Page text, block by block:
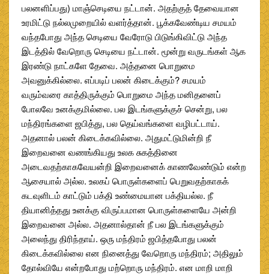
பலனளிப்பது) மாஞ்செடியை நட்டான். அதற்குத் தேவையான
உரமிட்டு நல்லமுறையில் வளர்த்தான். பூக்கவேண்டிய சமயம்
வந்தபோது அந்த செடியை வேரோடு பிடுங்கிவிட்டு அந்த
இடத்தில் வேறொரு செடியை நட்டான். மூன்று வருடங்கள் ஆக
இரண்டு நாட்களே தேவை. அத்தனை பொறுமை
அவனுக்கில்லை. எப்படிப் பலன் கிடைக்கும்? சமயம்
வரும்வரை காத்திருக்கும் பொறுமை அந்த மனிதனைப்
போலவே உனக்குமில்லை. பல இடங்களுக்குச் சென்று, பல
மந்திரங்களை ஜபித்து, பல தெய்வங்களை வழிபட்டாய்.
அதனால் பலன் கிடைக்கவில்லை. அதுமட்டுமின்றி நீ
இறைவனை வணங்கியது உலக சுகத்தினை
அடைவதற்காகவேயன்றி இறைவனைக் காணவேண்டும் என்ற
ஆசையால் அல்ல. உலகப் பொருள்களைப் பெறுவதற்காகக்
கடவுளிடம் காட்டும் பக்தி உண்மையான பக்தியல்ல. நீ
தியானித்தது உனக்கு விருப்பமான பொருள்களையே அன்றி
இறைவனை அல்ல. அதனால்தான் நீ பல இடங்களுக்கும்
அலைந்து திரிந்தாய். ஒரு மந்திரம் ஜபித்தபோது பலன்
கிடைக்கவில்லை என நினைத்து வேறொரு மந்திரம்; அதிலும்
தோல்வியே என்றபோது மற்றொரு மந்திரம். என மாறி மாறி